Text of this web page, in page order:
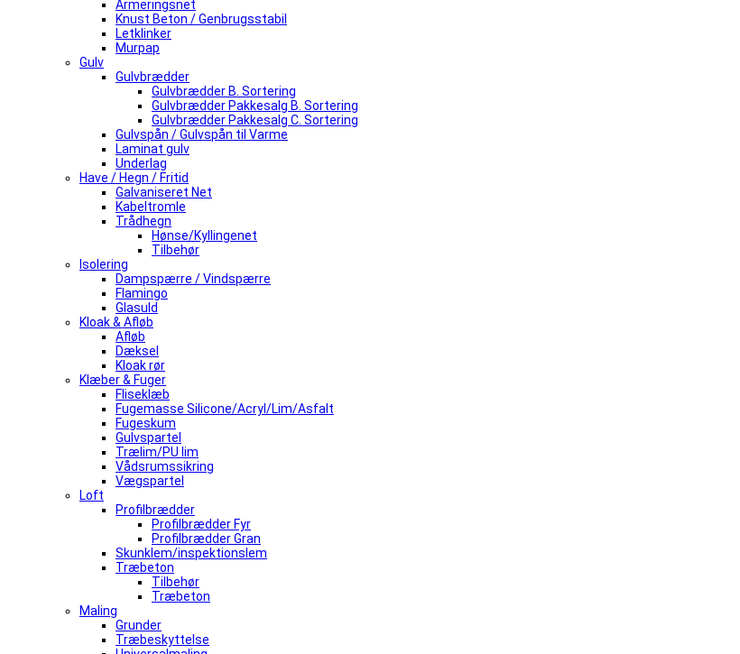
Armeringsnet
Knust Beton / Genbrugsstabil
Letklinker
Murpap
Gulv
Gulvbrædder
Gulvbrædder B. Sortering
Gulvbrædder Pakkesalg B. Sortering
Gulvbrædder Pakkesalg C. Sortering
Gulvspån / Gulvspån til Varme
Laminat gulv
Underlag
Have / Hegn / Fritid
Galvaniseret Net
Kabeltromle
Trådhegn
Hønse/Kyllingenet
Tilbehør
Isolering
Dampspærre / Vindspærre
Flamingo
Glasuld
Kloak & Afløb
Afløb
Dæksel
Kloak rør
Klæber & Fuger
Fliseklæb
Fugemasse Silicone/Acryl/Lim/Asfalt
Fugeskum
Gulvspartel
Trælim/PU lim
Vådsrumssikring
Vægspartel
Loft
Profilbrædder
Profilbrædder Fyr
Profilbrædder Gran
Skunklem/inspektionslem
Træbeton
Tilbehør
Træbeton
Maling
Grunder
Træbeskyttelse